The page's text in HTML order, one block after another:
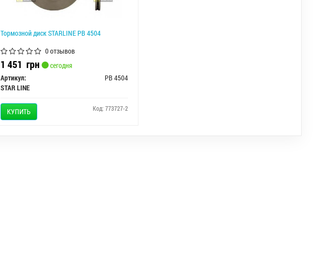
Тормозной диск STARLINE PB 4504
0 отзывов
1 451 грн
сегодня
Артикул:
PB 4504
STAR LINE
КУПИТЬ Код: 773727-2